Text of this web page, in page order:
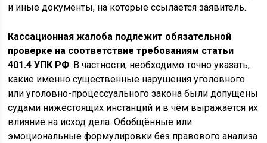
и иные документы, на которые ссылается заявитель.
Кассационная жалоба подлежит обязательной
проверке на соответствие требованиям статьи
401.4 УПК РФ. В частности, необходимо точно указать,
какие именно существенные нарушения уголовного
или уголовно-процессуального закона были допущены
судами нижестоящих инстанций и в чём выражается их
влияние на исход дела. Обобщённые или
эмоциональные формулировки без правового анализа